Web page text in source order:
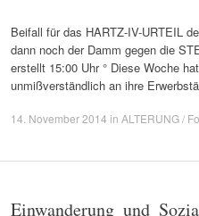
Beifall für das HARTZ-IV-URTEIL
dann noch der Damm gegen die
erstellt 15:00 Uhr ° Diese Woche
unmißverständlich an ihre
14. November 2014 in ALTERUNG /